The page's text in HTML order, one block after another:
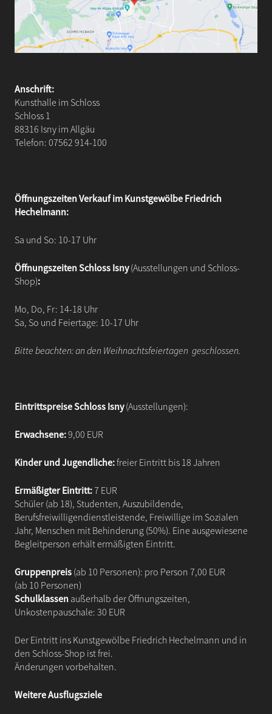
Anschrift:
Kunsthalle im Schloss
Schloss 1
88316 Isny im Allgäu
Telefon: 07562 914-100
Öffnungszeiten Verkauf im Kunstgewölbe Friedrich
Hechelmann:
Sa und So: 10-17 Uhr
Öffnungszeiten Schloss Isny(Ausstellungen und Schloss-
Shop):
Mo, Do, Fr: 14-18 Uhr
Sa, So und Feiertage: 10-17 Uhr
Bitte beachten: an den Weihnachtsfeiertagen geschlossen.
EintrittspreiseSchloss Isny(Ausstellungen):
Erwachsene:9,00 EUR
Kinder und Jugendliche:freier Eintritt bis 18 Jahren
Ermäßigter Eintritt:7 EUR
Schüler (ab 18), Studenten, Auszubildende,
Berufsfreiwilligendienstleistende, Freiwillige im Sozialen
Jahr, Menschen mit Behinderung (50%). Eine ausgewiesene
Begleitperson erhält ermäßigten Eintritt.
Gruppenpreis (ab 10 Personen): pro Person 7,00 EUR
(ab 10 Personen)
Schulklassen außerhalb der Öffnungszeiten,
Unkostenpauschale: 30 EUR
Der Eintritt ins Kunstgewölbe Friedrich Hechelmann und in
den Schloss-Shop ist frei.
Änderungen vorbehalten.
Weitere Ausflugsziele